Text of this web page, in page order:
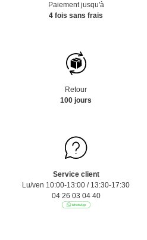
Paiement jusqu'à
4 fois sans frais
Retour
100 jours
Service client
Lu/ven 10:00-13:00 / 13:30-17:30
04 26 03 04 40